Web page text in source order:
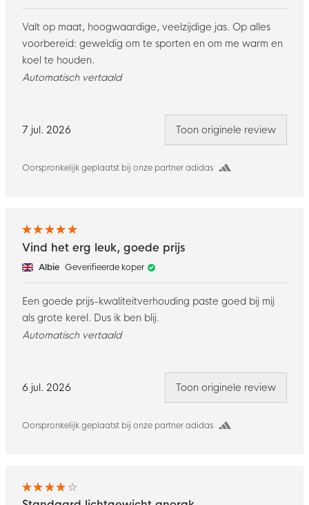
7 jul. 2026
Oorspronkelijk geplaatst bij onze partner adidas
Valt op maat, hoogwaardige, veelzijdige jas. Op alles
voorbereid: geweldig om te sporten en om me warm en
koel te houden.
Automatisch vertaald
Toon originele review
6 jul. 2026
Oorspronkelijk geplaatst bij onze partner adidas
Vind het erg leuk, goede prijs
Albie Geverifieerde koper
Een goede prijs-kwaliteitverhouding paste goed bij mij
als grote kerel. Dus ik ben blij.
Automatisch vertaald
Toon originele review